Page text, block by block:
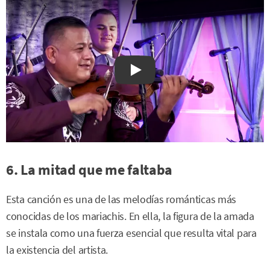
Watch on YouTube
6. La mitad que me faltaba
Esta canción es una de las melodías románticas más
conocidas de los mariachis. En ella, la figura de la amada
se instala como una fuerza esencial que resulta vital para
la existencia del artista.